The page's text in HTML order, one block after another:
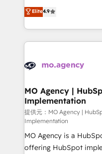
to your needs and
certifications, we are
services are offered in
Elite Solutions Partner
migrate, replatform,
in high-impact CRM
onboarding from
WordPress and legacy
architectures that
performance. - Multi-object CRM migration, cleanup,
and implementation. -
integrations across
object setup, CMS
- Dashboards, lifecycle
Elite4.9
MO Agency |
Implementation
提供元：MO Agency |
Implementation
MO Agency is a
offering HubSpot